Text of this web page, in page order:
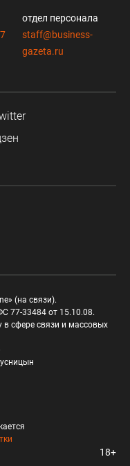
отдел персонала
staff@business-
gazeta.ru
(на связи).
77-33484 от 15.10.08.
сфере связи и массовых
18+